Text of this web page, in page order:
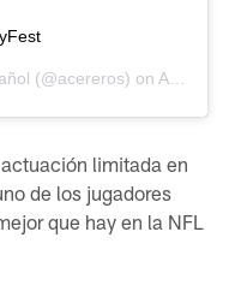
(@acereros) on Aug 4, 2019 at 4:48pm PDT
limitada en
de los jugadores
que hay en la NFL